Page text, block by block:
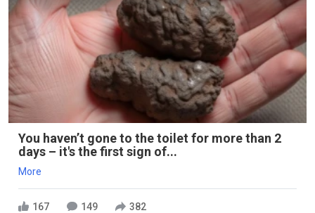
You haven’t gone to the toilet for more than 2
days – it's the first sign of...
More
167 149 382